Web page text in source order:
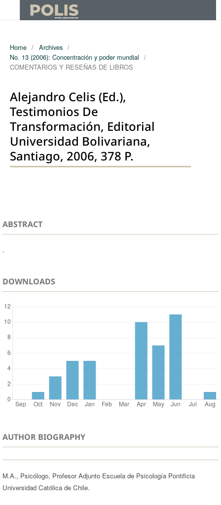
Home / Archives /
No. 13 (2006): Concentración y poder mundial /
COMENTARIOS Y RESEÑAS DE LIBROS
Alejandro Celis (Ed.),
Testimonios De
Transformación, Editorial
Universidad Bolivariana,
Santiago, 2006, 378 P.
ABSTRACT
.
DOWNLOADS
AUTHOR BIOGRAPHY
M.A., Psicólogo, Profesor Adjunto Escuela de Psicología Pontificia
Universidad Católica de Chile.